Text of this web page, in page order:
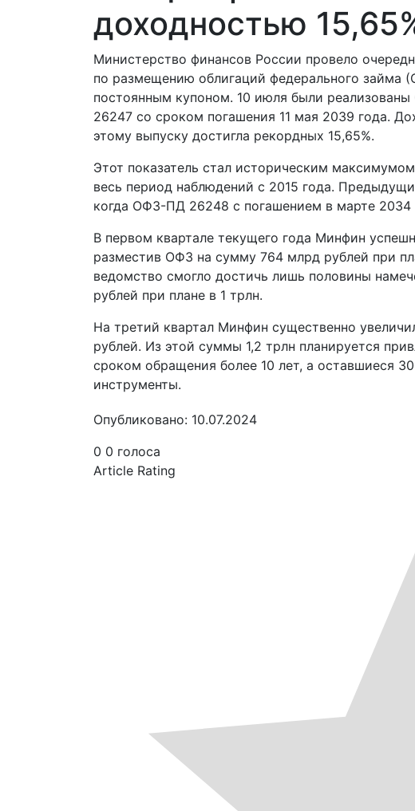
доходностью
Министерство финансов России провело
по размещению облигаций федерального займа
постоянным купоном. 10 июля были
26247 со сроком погашения 11 мая 2039 года.
этому выпуску достигла рекордных 15,65%.
Этот показатель стал историческим
весь период наблюдений с 2015 года.
когда ОФЗ-ПД 26248 с погашением в марте
В первом квартале текущего года Минфин
разместив ОФЗ на сумму 764 млрд рублей при
ведомство смогло достичь лишь половины
рублей при плане в 1 трлн.
На третий квартал Минфин существенно
рублей. Из этой суммы 1,2 трлн планируется
сроком обращения более 10 лет, а оставшиеся
инструменты.
Опубликовано: 10.07.2024
0 0 голоса
Article Rating